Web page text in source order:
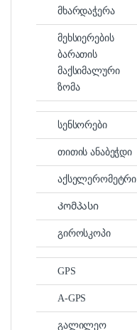
მხარდაჭერა
მეხსიერების
ბარათის
მაქსიმალური
ზომა
სენსორები
თითის ანაბეჭდი
აქსელერომეტრი
Კომპასი
გიროსკოპი
GPS
A-GPS
გალილეო